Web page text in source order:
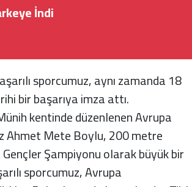
İndi
sporcumuz, aynı zamanda 18
bir başarıya imza attı.
kentinde düzenlenen Avrupa
Ahmet Mete Boylu, 200 metre
Şampiyonu olarak büyük bir
sporcumuz, Avrupa